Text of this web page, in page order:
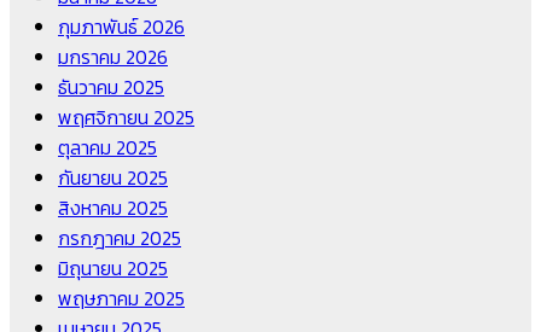
กุมภาพันธ์ 2026
มกราคม 2026
ธันวาคม 2025
พฤศจิกายน 2025
ตุลาคม 2025
กันยายน 2025
สิงหาคม 2025
กรกฎาคม 2025
มิถุนายน 2025
พฤษภาคม 2025